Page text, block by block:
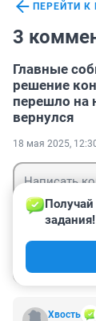
ПЕРЕЙТИ К
3
Главные
решение
перешло на
вернулся
18 мая 2025,
Хвость
задания!